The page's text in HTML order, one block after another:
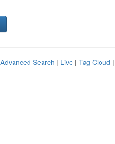
Advanced Search | Live | Tag Cloud |